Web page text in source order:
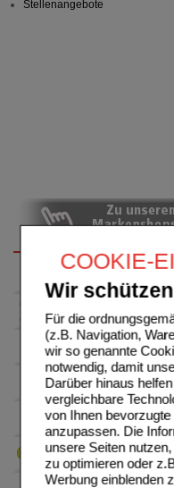
COOKIE-
Wir
Für die
(z.B. Navigation,
wir so genannte
notwendig, damit
Darüber hinaus
vergleichbare
von Ihnen
anzupassen. Die
unsere Seiten
zu optimieren oder
Werbung einblenden
Stellenangebote